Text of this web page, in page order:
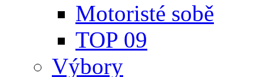
Motoristé sobě
TOP 09
Výbory